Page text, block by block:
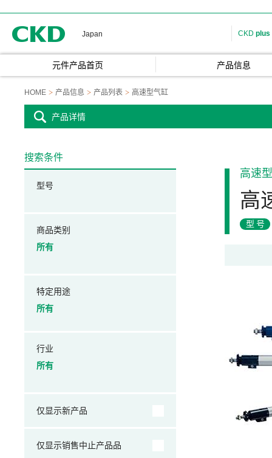
Japan CKD plus
元件产品首页 产品信息
HOME 产品信息 产品列表 高速型气缸
产品详情
高速
高
型号
搜索条件
型号
商品类别
所有
特定用途
所有
行业
所有
仅显示新产品
仅显示销售中止产品品